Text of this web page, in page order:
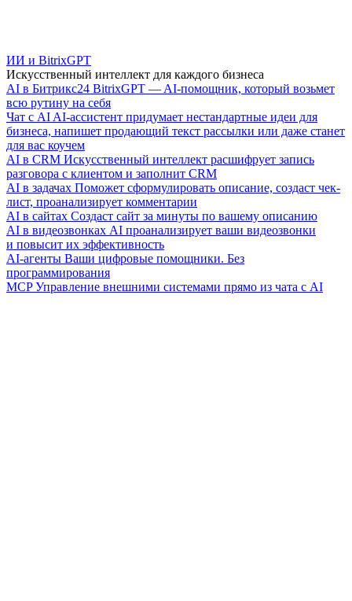
ИИ и BitrixGPT
Искусственный интеллект для каждого бизнеса
AI в Битрикс24 BitrixGPT — AI-помощник, который возьмет
всю рутину на себя
Чат с AI AI-ассистент придумает нестандартные идеи для
бизнеса, напишет продающий текст рассылки или даже станет
для вас коучем
AI в CRM Искусственный интеллект расшифрует запись
разговора с клиентом и заполнит CRM
AI в задачах Поможет сформулировать описание, создаст чек-
лист, проанализирует комментарии
AI в сайтах Создаст сайт за минуты по вашему описанию
AI в видеозвонках AI проанализирует ваши видеозвонки
и повысит их эффективность
AI-агенты Ваши цифровые помощники. Без
программирования
MCP Управление внешними системами прямо из чата с AI